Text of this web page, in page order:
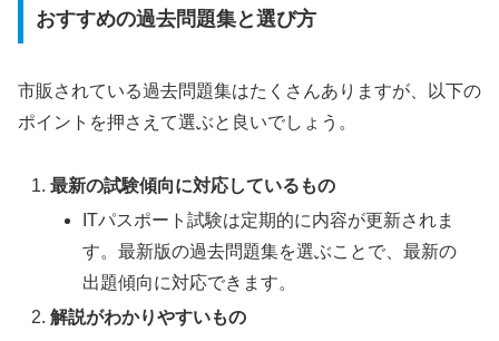
おすすめの過去問題集と選び方
市販されている過去問題集はたくさんありますが、以下の
ポイントを押さえて選ぶと良いでしょう。
最新の試験傾向に対応しているもの
ITパスポート試験は定期的に内容が更新されま
す。最新版の過去問題集を選ぶことで、最新の
出題傾向に対応できます。
解説がわかりやすいもの